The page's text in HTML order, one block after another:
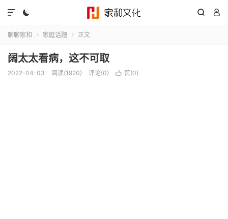
  

聊聊家和  家庭话题  正文
阔太太看病，这不可取
2022-04-03 阅读(1920) 评论(0)  赞(0)